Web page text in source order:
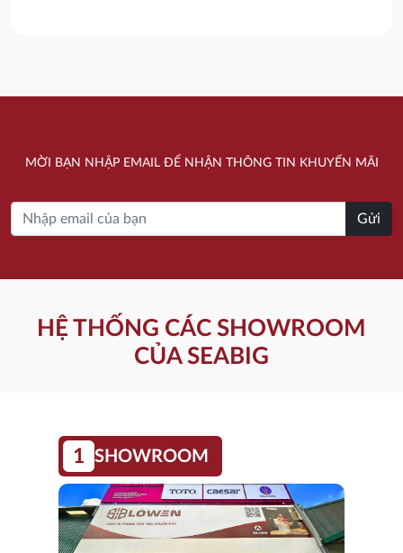
MỜI BẠN NHẬP EMAIL ĐỂ NHẬN THÔNG TIN KHUYẾN MÃI
Gửi
HỆ THỐNG CÁC SHOWROOM
CỦA SEABIG
1 SHOWROOM